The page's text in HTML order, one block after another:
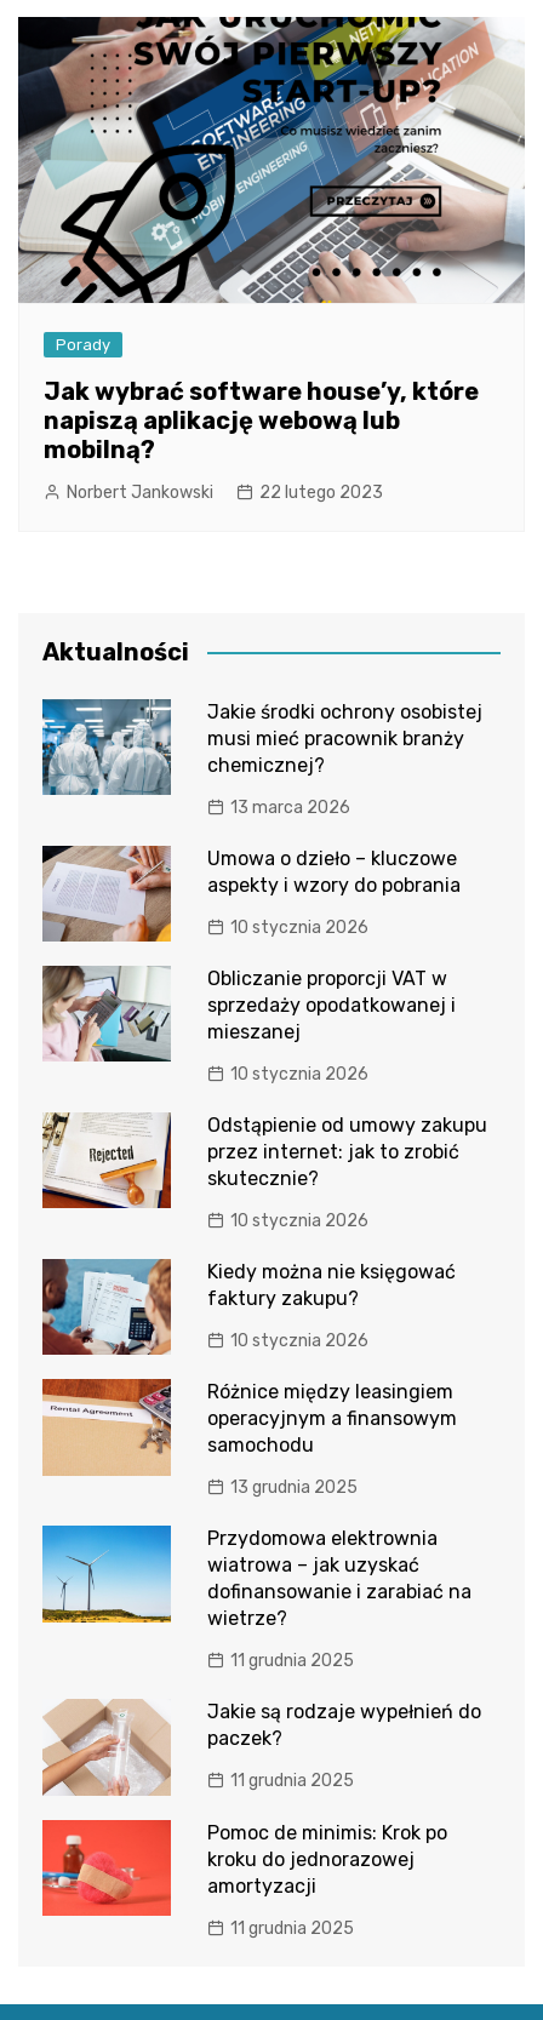
Porady
Jak wybrać software house’y, które
napiszą aplikację webową lub
mobilną?
Norbert Jankowski 22 lutego 2023
Aktualności
Jakie środki ochrony osobistej
musi mieć pracownik branży
chemicznej?
13 marca 2026
Umowa o dzieło – kluczowe
aspekty i wzory do pobrania
10 stycznia 2026
Obliczanie proporcji VAT w
sprzedaży opodatkowanej i
mieszanej
10 stycznia 2026
Odstąpienie od umowy zakupu
przez internet: jak to zrobić
skutecznie?
10 stycznia 2026
Kiedy można nie księgować
faktury zakupu?
10 stycznia 2026
Różnice między leasingiem
operacyjnym a finansowym
samochodu
13 grudnia 2025
Przydomowa elektrownia
wiatrowa – jak uzyskać
dofinansowanie i zarabiać na
wietrze?
11 grudnia 2025
Jakie są rodzaje wypełnień do
paczek?
11 grudnia 2025
Pomoc de minimis: Krok po
kroku do jednorazowej
amortyzacji
11 grudnia 2025